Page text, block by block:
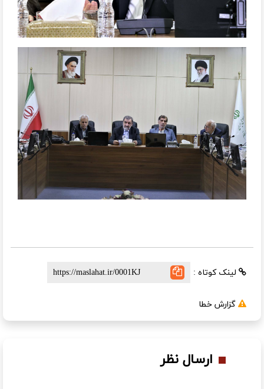
لینک کوتاه :
گزارش خطا
ارسال نظر